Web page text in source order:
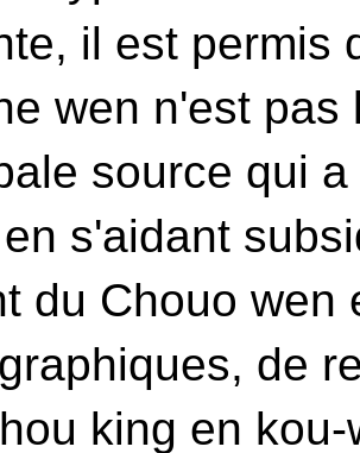
il est permis
wen n'est pas
source qui
s'aidant
du Chouo
de
king en